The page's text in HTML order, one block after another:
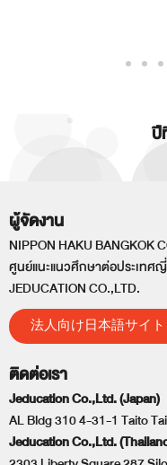
ปี
ผู้จัดงาน
NIPPON HAKU BANGKOK
ศูนย์แนะแนวศึกษาต่อประเทศ
JEDUCATION CO.,LTD.
法人向け日本語サイト
ติดต่อเรา
Jeducation Co.,Ltd. (Japan)
AL Bldg 310 4-31-1 Taito
Jeducation Co.,Ltd.